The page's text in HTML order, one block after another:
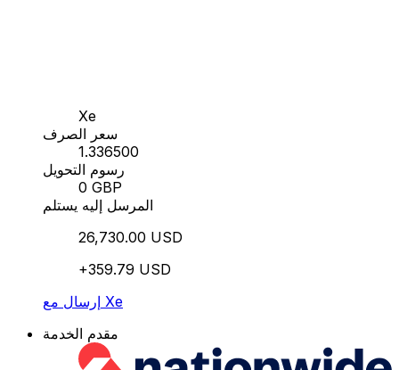
Xe
سعر الصرف
1.336500
رسوم التحويل
0 GBP
المرسل إليه يستلم
26,730.00 USD
+359.79 USD
إرسال مع Xe
مقدم الخدمة